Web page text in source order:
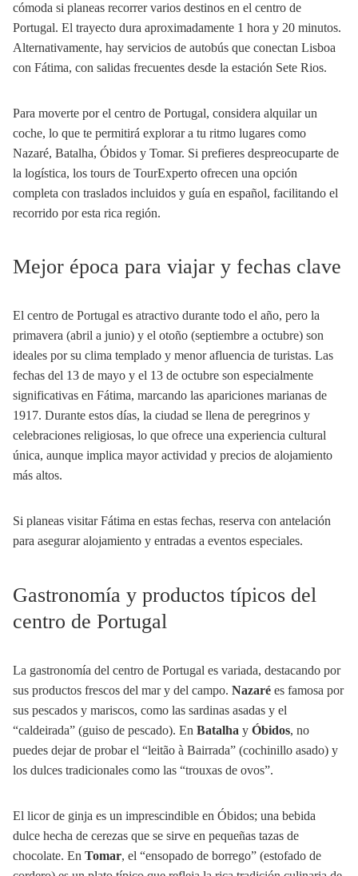
cómoda si planeas recorrer varios destinos en el centro de
Portugal. El trayecto dura aproximadamente 1 hora y 20 minutos.
Alternativamente, hay servicios de autobús que conectan Lisboa
con Fátima, con salidas frecuentes desde la estación Sete Rios.
Para moverte por el centro de Portugal, considera alquilar un
coche, lo que te permitirá explorar a tu ritmo lugares como
Nazaré, Batalha, Óbidos y Tomar. Si prefieres despreocuparte de
la logística, los tours de TourExperto ofrecen una opción
completa con traslados incluidos y guía en español, facilitando el
recorrido por esta rica región.
Mejor época para viajar y fechas clave
El centro de Portugal es atractivo durante todo el año, pero la
primavera (abril a junio) y el otoño (septiembre a octubre) son
ideales por su clima templado y menor afluencia de turistas. Las
fechas del 13 de mayo y el 13 de octubre son especialmente
significativas en Fátima, marcando las apariciones marianas de
1917. Durante estos días, la ciudad se llena de peregrinos y
celebraciones religiosas, lo que ofrece una experiencia cultural
única, aunque implica mayor actividad y precios de alojamiento
más altos.
Si planeas visitar Fátima en estas fechas, reserva con antelación
para asegurar alojamiento y entradas a eventos especiales.
Gastronomía y productos típicos del
centro de Portugal
La gastronomía del centro de Portugal es variada, destacando por
sus productos frescos del mar y del campo. Nazaré es famosa por
sus pescados y mariscos, como las sardinas asadas y el
“caldeirada” (guiso de pescado). En Batalha y Óbidos, no
puedes dejar de probar el “leitão à Bairrada” (cochinillo asado) y
los dulces tradicionales como las “trouxas de ovos”.
El licor de ginja es un imprescindible en Óbidos; una bebida
dulce hecha de cerezas que se sirve en pequeñas tazas de
chocolate. En Tomar, el “ensopado de borrego” (estofado de